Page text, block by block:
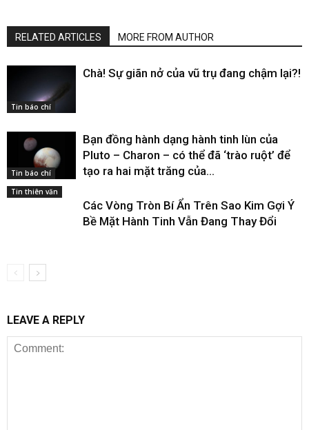
RELATED ARTICLES MORE FROM AUTHOR
Tin báo chí
Chà! Sự giãn nở của vũ trụ đang chậm lại?!
Tin báo chí
Bạn đồng hành dạng hành tinh lùn của
Pluto – Charon – có thể đã ‘trào ruột’ để
tạo ra hai mặt trăng của...
Tin thiên văn
Các Vòng Tròn Bí Ẩn Trên Sao Kim Gợi Ý
Bề Mặt Hành Tinh Vẫn Đang Thay Đổi
LEAVE A REPLY